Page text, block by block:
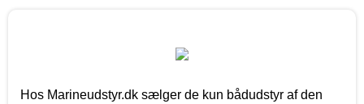
Hos Marineudstyr.dk sælger de kun bådudstyr af den